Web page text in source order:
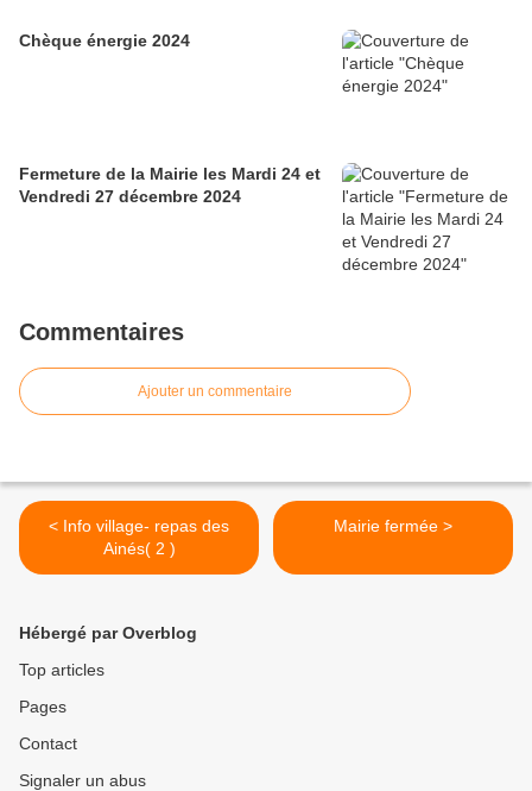
Chèque énergie 2024
Fermeture de la Mairie les Mardi 24 et
Vendredi 27 décembre 2024
Commentaires
Ajouter un commentaire
< Info village- repas des
Ainés( 2 )
Mairie fermée >
Hébergé par Overblog
Top articles
Pages
Contact
Signaler un abus